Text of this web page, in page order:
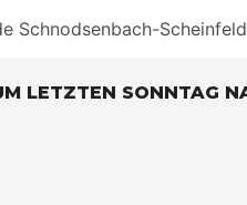
Schnodsenbach-Scheinfeld
LETZTEN SONNTAG